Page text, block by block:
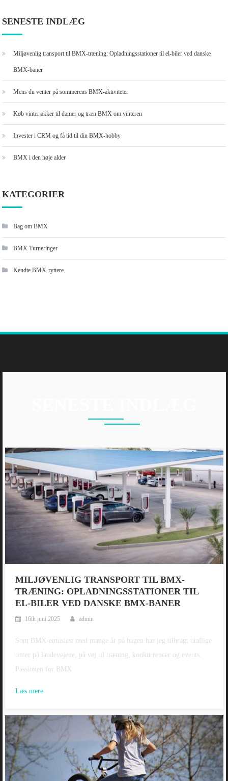
SENESTE INDLÆG
Miljøvenlig transport til BMX-træning: Opladningsstationer til el-biler ved danske
BMX-baner
Mens du venter på sommerens BMX-aktiviteter
Køb vinterjakker til damer og træn BMX om vinteren
Invester i CRM og få tid til din BMX-hobby
BMX i den høje alder
KATEGORIER
Bag om BMX
BMX Turneringer
Kendte BMX-ryttere
MILJØVENLIG TRANSPORT TIL BMX-
TRÆNING: OPLADNINGSSTATIONER TIL
EL-BILER VED DANSKE BMX-BANER
16th juni 2025 admin
Som BMX-entusiast med mange år på bagen har jeg tilbragt utallige
timer på landevejene, på vej til træning, konkurrencer og events.
Passionen for BMX
Læs mere